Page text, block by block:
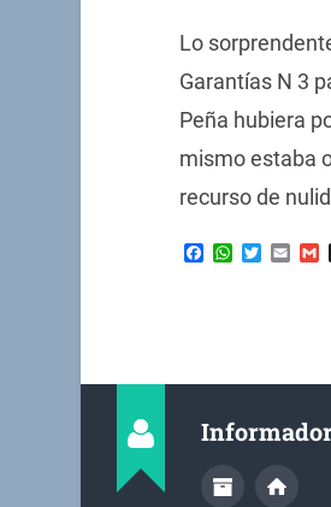
Lo
Garantías N 3
Peña hubiera
mismo estaba
recurso de
Facebook
WhatsApp
Twitter